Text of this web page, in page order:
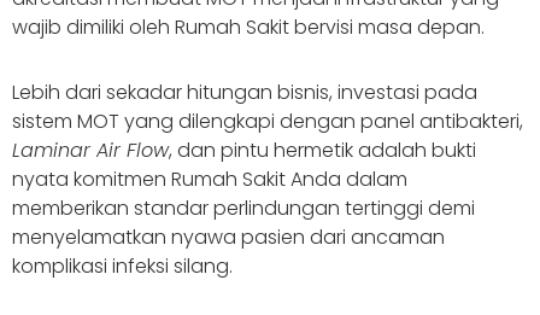
wajib dimiliki oleh Rumah Sakit bervisi masa depan.
Lebih dari sekadar hitungan bisnis, investasi pada
sistem MOT yang dilengkapi dengan panel antibakteri,
Laminar Air Flow, dan pintu hermetik adalah bukti
nyata komitmen Rumah Sakit Anda dalam
memberikan standar perlindungan tertinggi demi
menyelamatkan nyawa pasien dari ancaman
komplikasi infeksi silang.